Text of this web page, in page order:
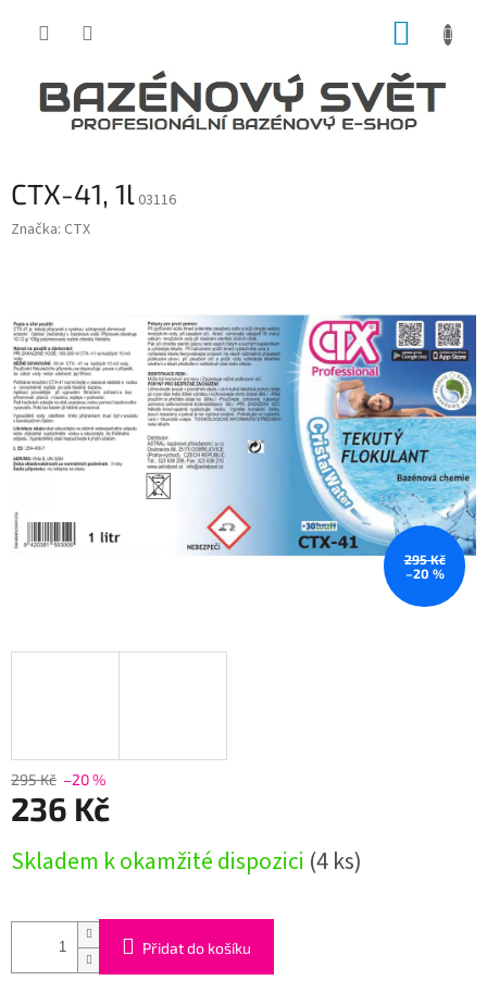
CTX-41, 1l 03116
Značka: CTX
295 Kč
–20 %
295 Kč –20 %
236 Kč
cena:
Skladem k okamžité dispozici (4 ks)
Přidat do košíku